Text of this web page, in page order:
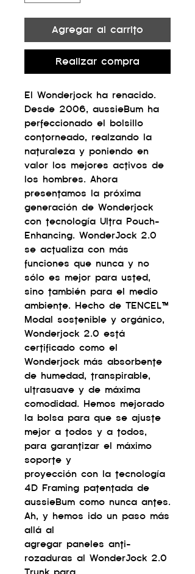
Agregar al carrito
Realizar compra
El Wonderjock ha renacido.
Desde 2006, aussieBum ha
perfeccionado el bolsillo
contorneado, realzando la
naturaleza y poniendo en
valor los mejores activos de
los hombres. Ahora
presentamos la próxima
generación de Wonderjock
con tecnología Ultra Pouch-
Enhancing. WonderJock 2.0
se actualiza con más
funciones que nunca y no
sólo es mejor para usted,
sino también para el medio
ambiente. Hecho de TENCEL™
Modal sostenible y orgánico,
Wonderjock 2.0 está
certificado como el
Wonderjock más absorbente
de humedad, transpirable,
ultrasuave y de máxima
comodidad. Hemos mejorado
la bolsa para que se ajuste
mejor a todos y a todos,
para garantizar el máximo
soporte y
proyección con la tecnología
4D Framing patentada de
aussieBum como nunca antes.
Ah, y hemos ido un paso más
allá al
agregar paneles anti-
rozaduras al WonderJock 2.0